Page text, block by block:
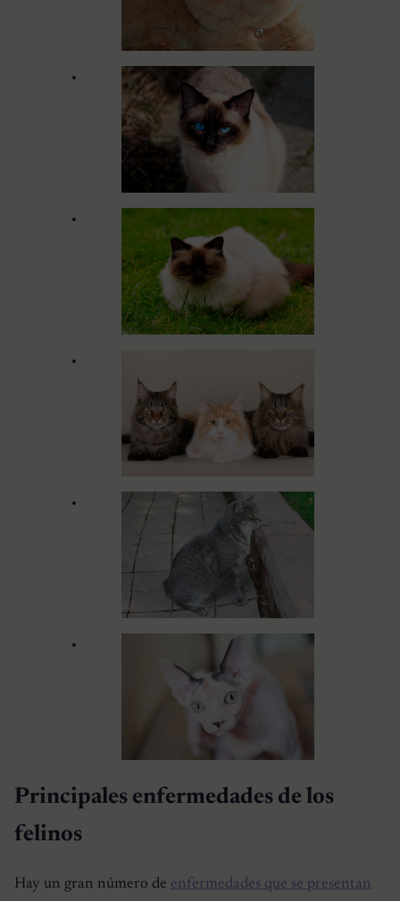
Principales enfermedades de los
felinos
Hay un gran número de enfermedades que se presentan